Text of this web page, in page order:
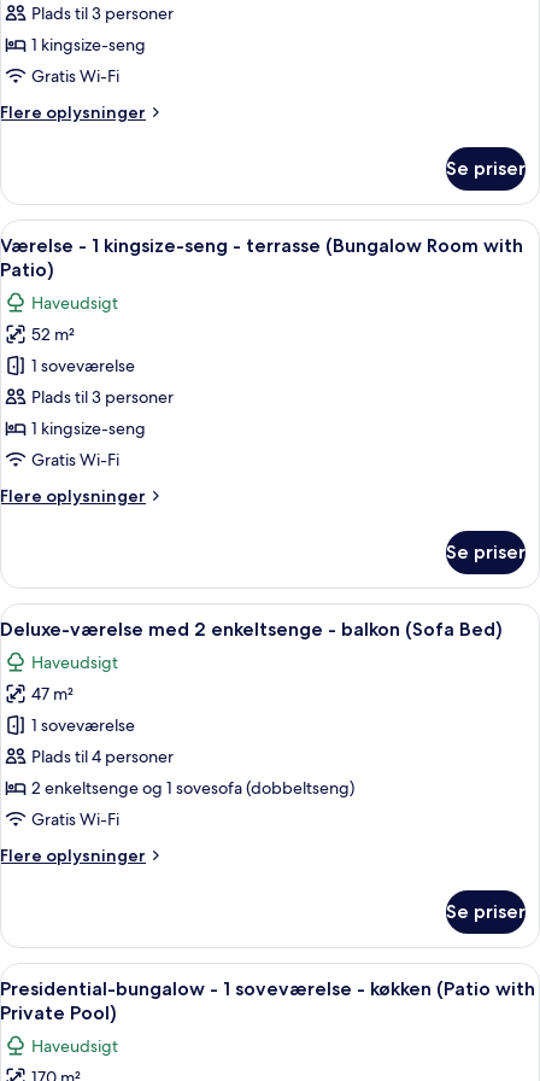
-
1
soveværelse
pejs
(Bungalow
3)
Plads til 3 personer
1 kingsize-seng
Gratis Wi-Fi
Flere oplysninger
Flere
-
soveværelse
-
værelset
(Bungalow
3)
Se priser
Indlæs
alle
billeder
af
Værelse
-
1
kingsize-
seng
terrasse
with
Patio)
Et hotelværelse med himmelseng,
6
Værelse - 1 kingsize-seng - terrasse (Bungalow Room with
Patio)
Haveudsigt
52 m²
1 soveværelse
Plads til 3 personer
1 kingsize-seng
Gratis Wi-Fi
Flere oplysninger
Flere
-
kingsize-
terrasse
(Bungalow
Room
with
Patio)
Se priser
Indlæs
alle
billeder
af
Deluxe-
værelse
med
2
-
Bed)
Et hotelværelse med to senge, et
6
Deluxe-værelse med 2 enkeltsenge - balkon (Sofa Bed)
Haveudsigt
47 m²
1 soveværelse
Plads til 4 personer
2 enkeltsenge og 1 sovesofa (dobbeltseng)
Gratis Wi-Fi
Flere oplysninger
Flere
værelse
med
2
enkeltsenge
balkon
(Sofa
Se priser
Indlæs
alle
billeder
af
En rummelig stue med en stor grå
15
Presidential-bungalow - 1 soveværelse - køkken (Patio with
Private Pool)
Haveudsigt